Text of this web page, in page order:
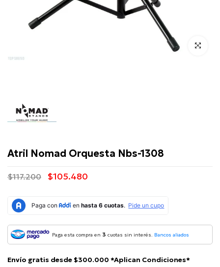
Click para
Atril Nomad Orquesta Nbs-1308
$117.200 $105.480
Paga esta compra en 3 cuotas sin interés. Bancos aliados
Envío gratis desde $300.000 *Aplican Condiciones*